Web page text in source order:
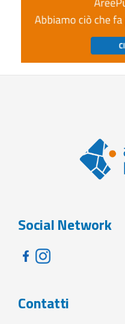
Social Network
Contatti